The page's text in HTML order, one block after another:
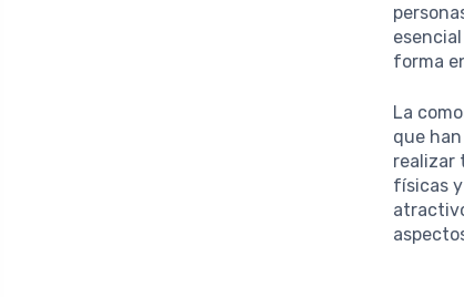
forma
La
que
realizar
físicas